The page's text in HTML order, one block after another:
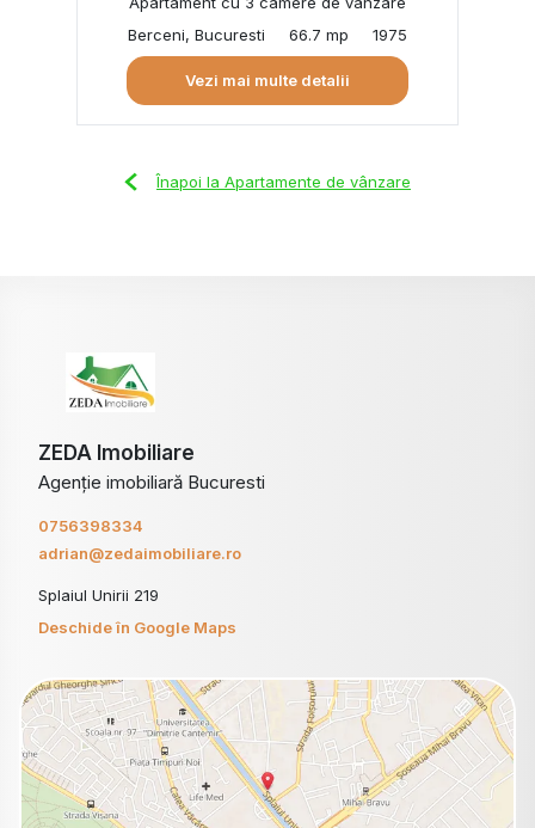
Berceni, Bucuresti
66.7 mp 1975
Vezi mai multe detalii
Înapoi la Apartamente de vânzare
ZEDA Imobiliare
Agenție imobiliară Bucuresti
0756398334
adrian@zedaimobiliare.ro
Splaiul Unirii 219
Deschide în Google Maps